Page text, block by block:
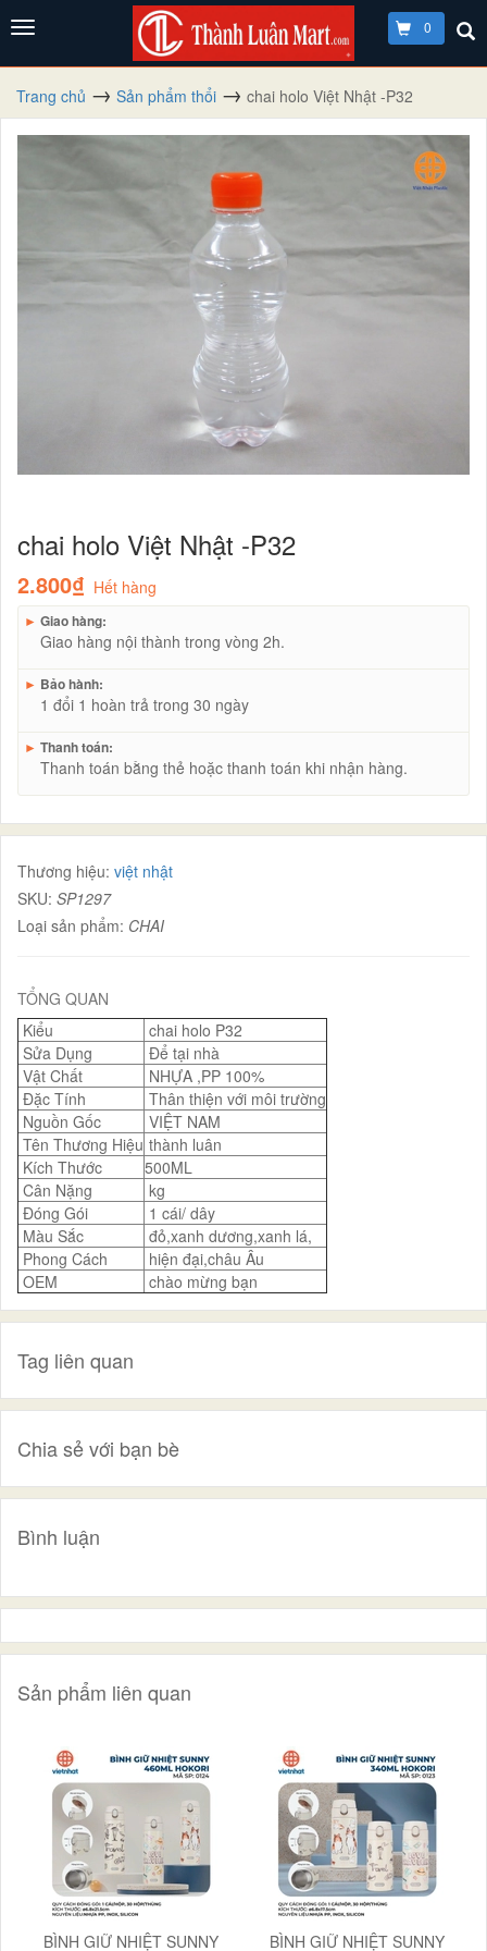
0
Trang chủ Sản phẩm thổi chai holo Việt Nhật -P32
chai holo Việt Nhật -P32
2.800₫ Hết hàng
► Giao hàng:
Giao hàng nội thành trong vòng 2h.
► Bảo hành:
1 đổi 1 hoàn trả trong 30 ngày
► Thanh toán:
Thanh toán bằng thẻ hoặc thanh toán khi nhận hàng.
Thương hiệu: việt nhật
SKU: SP1297
Loại sản phẩm: CHAI
TỔNG QUAN
Kiểu
chai holo P32
Sửa Dụng
Để tại nhà
Vật Chất
NHỰA ,PP 100%
Đặc Tính
Thân thiện với môi trường
Nguồn Gốc
VIỆT NAM
Tên Thương Hiệu thành luân
Kích Thước
500ML
Cân Nặng
kg
Đóng Gói
1 cái/ dây
Màu Sắc
đỏ,xanh dương,xanh lá,
Phong Cách
hiện đại,châu Âu
OEM
chào mừng bạn
Tag liên quan
Chia sẻ với bạn bè
Bình luận
Sản phẩm liên quan
BÌNH GIỮ NHIỆT SUNNY
BÌNH GIỮ NHIỆT SUNNY